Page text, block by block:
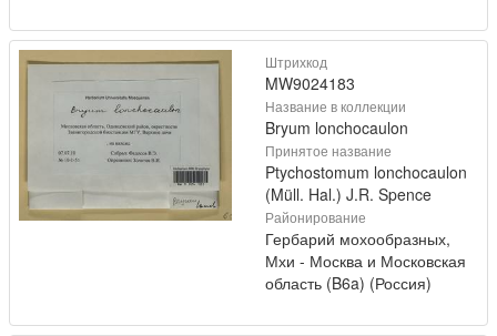
Штрихкод
MW9024183
Название в коллекции
Bryum lonchocaulon
Принятое название
Ptychostomum lonchocaulon
(Müll. Hal.) J.R. Spence
Районирование
Гербарий мохообразных,
Мхи - Москва и Московская
область (B6a) (Россия)